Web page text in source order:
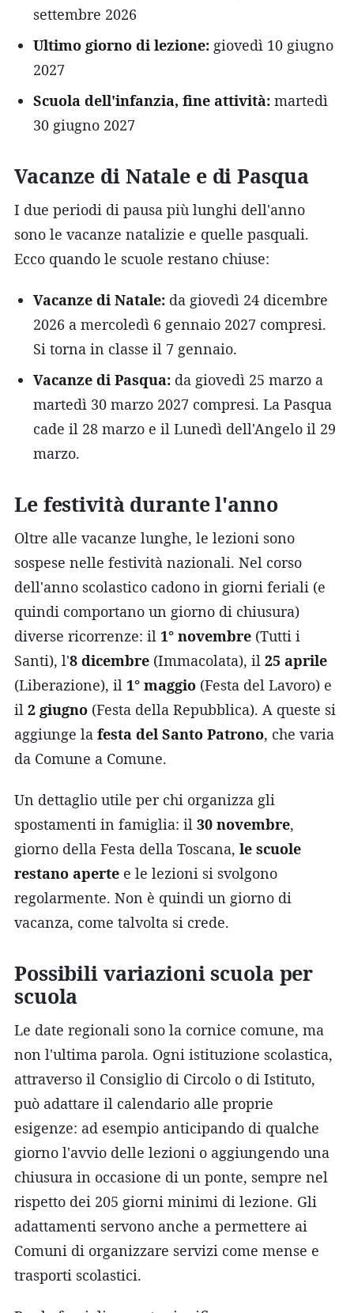
settembre 2026
Ultimo giorno di lezione: giovedì 10 giugno
2027
Scuola dell'infanzia, fine attività: martedì
30 giugno 2027
Vacanze di Natale e di Pasqua
I due periodi di pausa più lunghi dell'anno
sono le vacanze natalizie e quelle pasquali.
Ecco quando le scuole restano chiuse:
Vacanze di Natale: da giovedì 24 dicembre
2026 a mercoledì 6 gennaio 2027 compresi.
Si torna in classe il 7 gennaio.
Vacanze di Pasqua: da giovedì 25 marzo a
martedì 30 marzo 2027 compresi. La Pasqua
cade il 28 marzo e il Lunedì dell'Angelo il 29
marzo.
Le festività durante l'anno
Oltre alle vacanze lunghe, le lezioni sono
sospese nelle festività nazionali. Nel corso
dell'anno scolastico cadono in giorni feriali (e
quindi comportano un giorno di chiusura)
diverse ricorrenze: il 1° novembre (Tutti i
Santi), l'8 dicembre (Immacolata), il 25 aprile
(Liberazione), il 1° maggio (Festa del Lavoro) e
il 2 giugno (Festa della Repubblica). A queste si
aggiunge la festa del Santo Patrono, che varia
da Comune a Comune.
Un dettaglio utile per chi organizza gli
spostamenti in famiglia: il 30 novembre,
giorno della Festa della Toscana, le scuole
restano aperte e le lezioni si svolgono
regolarmente. Non è quindi un giorno di
vacanza, come talvolta si crede.
Possibili variazioni scuola per
scuola
Le date regionali sono la cornice comune, ma
non l'ultima parola. Ogni istituzione scolastica,
attraverso il Consiglio di Circolo o di Istituto,
può adattare il calendario alle proprie
esigenze: ad esempio anticipando di qualche
giorno l'avvio delle lezioni o aggiungendo una
chiusura in occasione di un ponte, sempre nel
rispetto dei 205 giorni minimi di lezione. Gli
adattamenti servono anche a permettere ai
Comuni di organizzare servizi come mense e
trasporti scolastici.